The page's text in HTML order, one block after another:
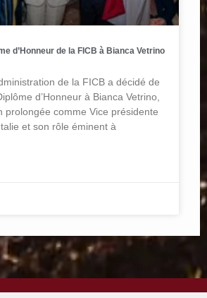
d’Honneur de la FICB à Bianca Vetrino
de la FICB a décidé de
d’Honneur à Bianca Vetrino,
prolongée comme Vice présidente
et son rôle éminent à